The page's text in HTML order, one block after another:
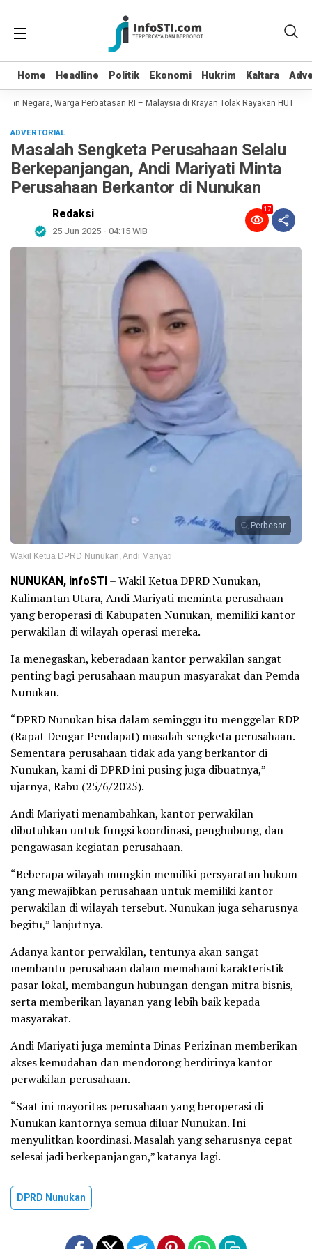
Home Headline Politik Ekonomi Hukrim Kaltara
Home Headline Politik Ekonomi Hukrim Kaltara
Negara, Warga Perbatasan RI – Malaysia di Krayan Tolak Rayakan HUT RI 81
ADVERTORIAL
Masalah Sengketa Perusahaan Selalu
Berkepanjangan, Andi Mariyati Minta
Perusahaan Berkantor di Nunukan
Redaksi
25 Jun 2025 - 04:15 WIB
17
Perbesar
Wakil Ketua DPRD Nunukan, Andi Mariyati
NUNUKAN, infoSTI– Wakil Ketua DPRD Nunukan,
Kalimantan Utara, Andi Mariyati meminta perusahaan
yang beroperasi di Kabupaten Nunukan, memiliki kantor
perwakilan di wilayah operasi mereka.
Ia menegaskan, keberadaan kantor perwakilan sangat
penting bagi perusahaan maupun masyarakat dan Pemda
Nunukan.
“DPRD Nunukan bisa dalam seminggu itu menggelar RDP
(Rapat Dengar Pendapat) masalah sengketa perusahaan.
Sementara perusahaan tidak ada yang berkantor di
Nunukan, kami di DPRD ini pusing juga dibuatnya,”
ujarnya, Rabu (25/6/2025).
Andi Mariyati menambahkan, kantor perwakilan
dibutuhkan untuk fungsi koordinasi, penghubung, dan
pengawasan kegiatan perusahaan.
“Beberapa wilayah mungkin memiliki persyaratan hukum
yang mewajibkan perusahaan untuk memiliki kantor
perwakilan di wilayah tersebut. Nunukan juga seharusnya
begitu,” lanjutnya.
Adanya kantor perwakilan, tentunya akan sangat
membantu perusahaan dalam memahami karakteristik
pasar lokal, membangun hubungan dengan mitra bisnis,
serta memberikan layanan yang lebih baik kepada
masyarakat.
Andi Mariyati juga meminta Dinas Perizinan memberikan
akses kemudahan dan mendorong berdirinya kantor
perwakilan perusahaan.
“Saat ini mayoritas perusahaan yang beroperasi di
Nunukan kantornya semua diluar Nunukan. Ini
menyulitkan koordinasi. Masalah yang seharusnya cepat
selesai jadi berkepanjangan,” katanya lagi.
DPRD Nunukan